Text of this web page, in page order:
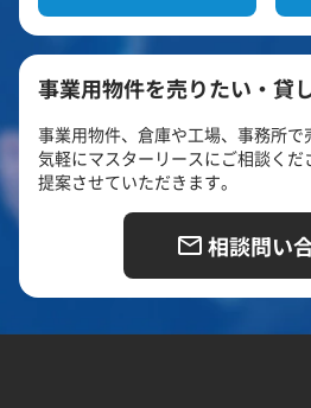
事業用物件を売りたい・貸
事業用物件、倉庫や工場、事務所で
気軽にマスターリースにご相談く
提案させていただきます。
相談問い